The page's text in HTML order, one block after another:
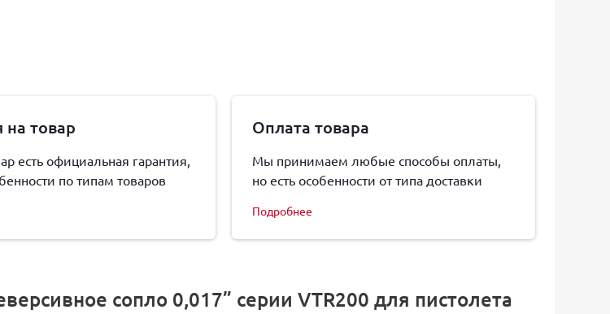
на товар
есть официальная гарантия,
по типам товаров
Оплата товара
Мы принимаем любые способы оплаты,
но есть особенности от типа доставки
Подробнее
сопло 0,017” серии VTR200 для пистолета